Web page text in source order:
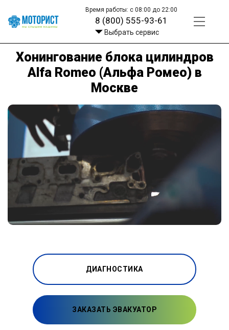
Время работы: с 08:00 до 22:00
8 (800) 555-93-61
Выбрать сервис
Хонингование блока цилиндров
Alfa Romeo (Альфа Ромео) в
Москве
ДИАГНОСТИКА
ЗАКАЗАТЬ ЭВАКУАТОР